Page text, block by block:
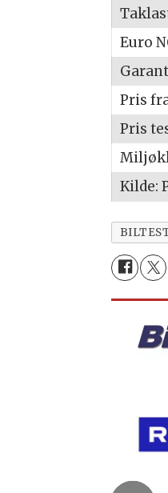
Euro
Pris
Pris
Kilde: